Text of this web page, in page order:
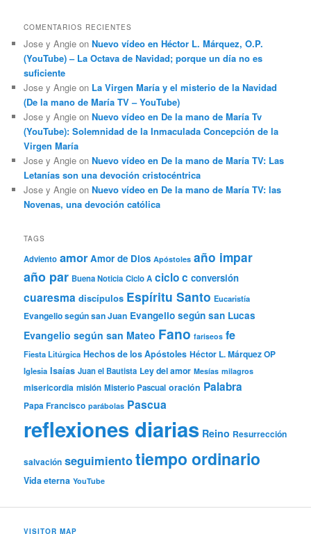
COMENTARIOS RECIENTES
Jose y Angie onNuevo vídeo en Héctor L. Márquez, O.P.
(YouTube) – La Octava de Navidad; porque un día no es
suficiente
Jose y Angie on La Virgen María y el misterio de la Navidad
(De la mano de María TV – YouTube)
Jose y Angie onNuevo vídeo en De la mano de María Tv
(YouTube): Solemnidad de la Inmaculada Concepción de la
Virgen María
Jose y Angie onNuevo vídeo en De la mano de María TV: Las
Letanías son una devoción cristocéntrica
Jose y Angie onNuevo vídeo en De la mano de María TV: las
Novenas, una devoción católica
TAGS
Adviento amor Amor de Dios Apóstoles año impar
año par Buena Noticia Ciclo A ciclo c conversión
cuaresma discípulos Espíritu Santo Eucaristía
Evangelio según san Juan Evangelio según san Lucas
Evangelio según san Mateo Fano fariseos fe
Fiesta Litúrgica Hechos de los Apóstoles Héctor L. Márquez OP
Iglesia Isaías Juan el Bautista Ley del amor Mesías milagros
misericordia misión Misterio Pascual oración Palabra
Papa Francisco parábolas Pascua
reflexiones diarias Reino Resurrección
salvación seguimientotiempo ordinario
Vida eterna YouTube
VISITOR MAP